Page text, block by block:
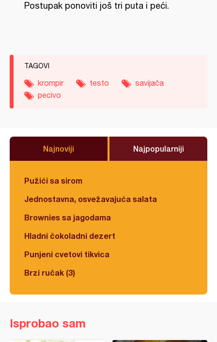
Postupak ponoviti još tri puta i peći.
TAGOVI
krompir testo
savijača
pecivo
Najnoviji Najpopularniji
Pužići sa sirom
Jednostavna, osvežavajuća salata
Brownies sa jagodama
Hladni čokoladni dezert
Punjeni cvetovi tikvica
Brzi ručak (3)
Isprobao sam